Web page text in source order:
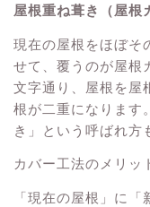
屋根重ね葺き（屋根
現在の屋根をほぼそ
せて、覆うのが屋根
文字通り、屋根を屋
根が二重になります
き」という呼ばれ方
カバー工法のメリッ
「現在の屋根」に